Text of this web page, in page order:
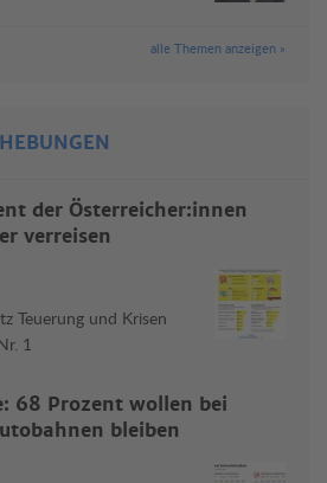
alle Themen anzeigen »
der Österreicher:innen
verreisen
Teuerung und Krisen
1
68 Prozent wollen bei
bleiben